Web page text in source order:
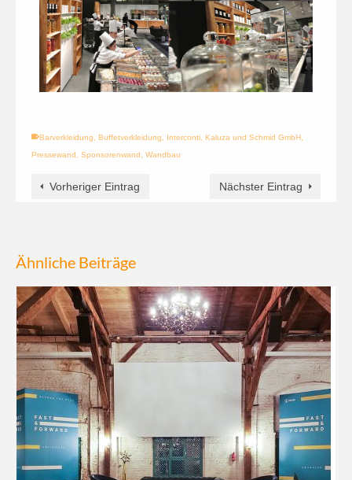
Barverkleidung Buffetverkleidung Interconti Kaluza und Schmid GmbH
Pressewand
Sponsorenwand Wandbau
Vorheriger Eintrag Nächster Eintrag
Ähnliche Beiträge